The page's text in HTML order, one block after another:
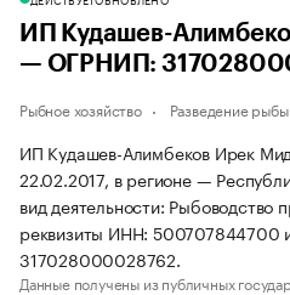
ИП Кудашев-
— ОГРНИП:
Рыбное хозяйство Разведение рыбы
ИП Кудашев-Алимбеков Ирек
22.02.2017, в регионе —
вид деятельности: Рыбоводство
реквизиты ИНН: 500707844700
317028000028762.
Данные получены из публичных